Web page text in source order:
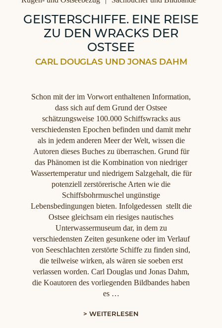
GEISTERSCHIFFE. EINE REISE
ZU DEN WRACKS DER
OSTSEE
CARL DOUGLAS UND JONAS DAHM
Schon mit der im Vorwort enthaltenen Information,
dass sich auf dem Grund der Ostsee
schätzungsweise 100.000 Schiffswracks aus
verschiedensten Epochen befinden und damit mehr
als in jedem anderen Meer der Welt, wissen die
Autoren dieses Buches zu überraschen. Grund für
das Phänomen ist die Kombination von niedriger
Wassertemperatur und niedrigem Salzgehalt, die für
potenziell zerstörerische Arten wie die
Schiffsbohrmuschel ungünstige
Lebensbedingungen bieten. Infolgedessen stellt die
Ostsee gleichsam ein riesiges nautisches
Unterwassermuseum dar, in dem zu
verschiedensten Zeiten gesunkene oder im Verlauf
von Seeschlachten zerstörte Schiffe zu finden sind,
die teilweise wirken, als wären sie soeben erst
verlassen worden. Carl Douglas und Jonas Dahm,
die Koautoren des vorliegenden Bildbandes haben
es …
> WEITERLESEN